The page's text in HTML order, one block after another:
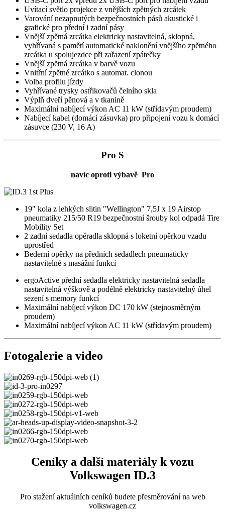
Uvítací světlo projekce z vnějších zpětných zrcátek
Varování nezapnutých bezpečnostních pásů akustické i
grafické pro přední i zadní pásy
Vnější zpětná zrcátka elektricky nastavitelná, sklopná,
vyhřívaná s pamětí automatické naklonění vnějšího zpětného
zrcátka u spolujezdce při zařazení zpátečky
Vnější zpětná zrcátka v barvě vozu
Vnitřní zpětné zrcátko s automat. clonou
Volba profilu jízdy
Vyhřívané trysky ostřikovačů čelního skla
Výplň dveří pěnová a v tkanině
Maximální nabíjecí výkon AC 11 kW (střídavým proudem)
Nabíjecí kabel (domácí zásuvka) pro připojení vozu k domácí
zásuvce (230 V, 16 A)
Pro S
navíc oproti výbavě Pro
19" kola z lehkých slitin "Wellington" 7,5J x 19 Airstop
pneumatiky 215/50 R19 bezpečnostní šrouby kol odpadá Tire
Mobility Set
2 zadní sedadla opěradla sklopná s loketní opěrkou vzadu
uprostřed
Bederní opěrky na předních sedadlech pneumaticky
nastavitelné s masážní funkcí
ergoActive přední sedadla elektricky nastavitelná sedadla
nastavitelná výškově a podélně elektricky nastavitelný úhel
sezení s memory funkcí
Maximální nabíjecí výkon DC 170 kW (stejnosměrným
proudem)
Maximální nabíjecí výkon AC 11 kW (střídavým proudem)
Fotogalerie a video
Ceníky a další materiály k vozu
Volkswagen ID.3
Pro stažení aktuálních ceníků budete přesměrování na web
volkswagen.cz